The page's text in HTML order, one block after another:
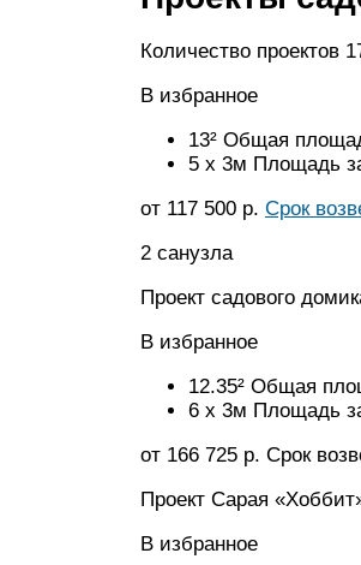
Количество проектов
В избранное
13² Общая
5 x 3м Площадь
от 117 500 р. Срок
2 санузла
Проект садового
В избранное
12.35² Общая
6 x 3м Площадь
от 166 725 р. Срок
Проект Сарая
В избранное